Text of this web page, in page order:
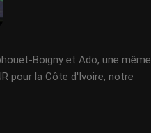
Boigny et Ado, une même
pour la Côte d'Ivoire, notre